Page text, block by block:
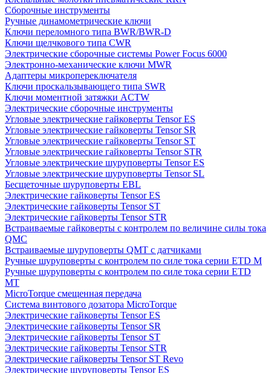
Сборочные инструменты
Ручные динамометрические ключи
Ключи переломного типа BWR/BWR-D
Ключи щелчкового типа CWR
Электрические сборочные системы Power Focus 6000
Электронно-механические ключи MWR
Адаптеры микропереключателя
Ключи проскальзывающего типа SWR
Ключи моментной затяжки ACTW
Электрические сборочные инструменты
Угловые электрические гайковерты Tensor ES
Угловые электрические гайковерты Tensor SR
Угловые электрические гайковерты Tensor ST
Угловые электрические гайковерты Tensor STR
Угловые электрические шуруповерты Tensor ES
Угловые электрические шуруповерты Tensor SL
Бесщеточные шуруповерты EBL
Электрические гайковерты Tensor ES
Электрические гайковерты Tensor ST
Электрические гайковерты Tensor STR
Встраиваемые гайковерты с контролем по величине силы тока
QMC
Встраиваемые шуруповерты QMT с датчиками
Ручные шуруповерты с контролем по силе тока серии ETD M
Ручные шуруповерты с контролем по силе тока серии ETD
MT
MicroTorque смещенная передача
Система винтового дозатора MicroTorque
Электрические гайковерты Tensor ES
Электрические гайковерты Tensor SR
Электрические гайковерты Tensor ST
Электрические гайковерты Tensor STR
Электрические гайковерты Tensor ST Revo
Электрические шуруповерты Tensor ES